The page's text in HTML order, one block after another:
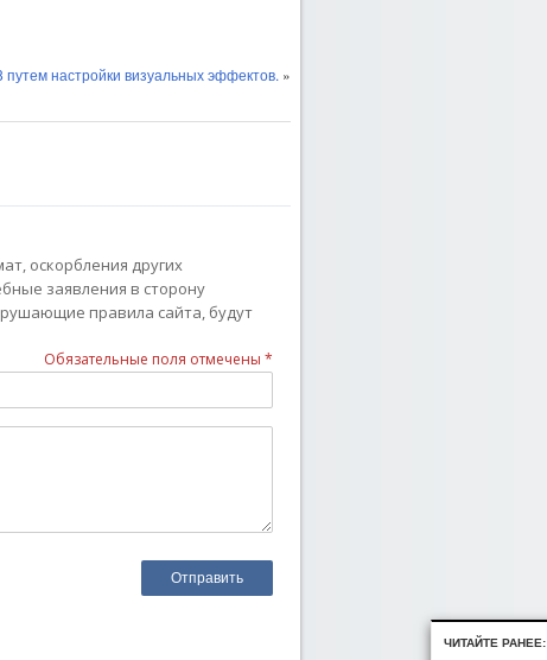
настройки визуальных эффектов. »
оскорбления других
заявления в сторону
правила сайта, будут
Обязательные поля отмечены *
ЧИТАЙТЕ РАНЕЕ: